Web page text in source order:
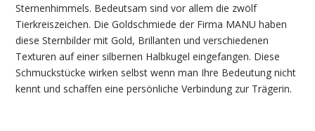
Sternenhimmels. Bedeutsam sind vor allem die zwölf
Tierkreiszeichen. Die Goldschmiede der Firma MANU haben
diese Sternbilder mit Gold, Brillanten und verschiedenen
Texturen auf einer silbernen Halbkugel eingefangen. Diese
Schmuckstücke wirken selbst wenn man Ihre Bedeutung nicht
kennt und schaffen eine persönliche Verbindung zur Trägerin.